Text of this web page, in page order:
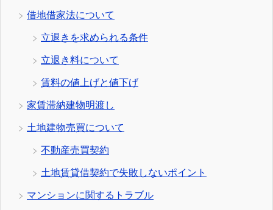
借地借家法について
立退きを求められる条件
立退き料について
賃料の値上げと値下げ
家賃滞納建物明渡し
土地建物売買について
不動産売買契約
土地賃貸借契約で失敗しないポイント
マンションに関するトラブル